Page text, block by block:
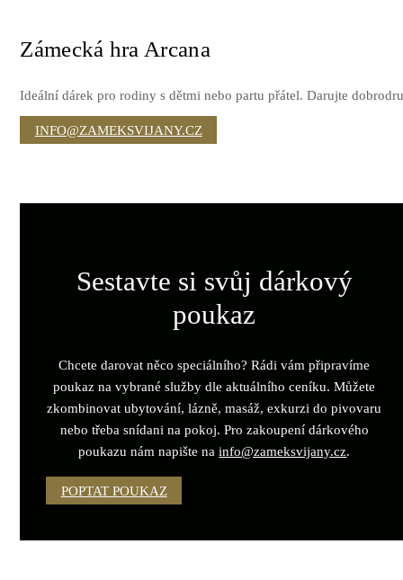
Zámecká hra Arcana
Ideální dárek pro rodiny s dětmi nebo partu přátel. Darujte
INFO@ZAMEKSVIJANY.CZ
Sestavte si svůj dárkový
poukaz
Chcete darovat něco speciálního? Rádi vám připravíme
poukaz na vybrané služby dle aktuálního ceníku. Můžete
zkombinovat ubytování, lázně, masáž, exkurzi do pivovaru
nebo třeba snídani na pokoj. Pro zakoupení dárkového
poukazu nám napište nainfo@zameksvijany.cz.
POPTAT POUKAZ